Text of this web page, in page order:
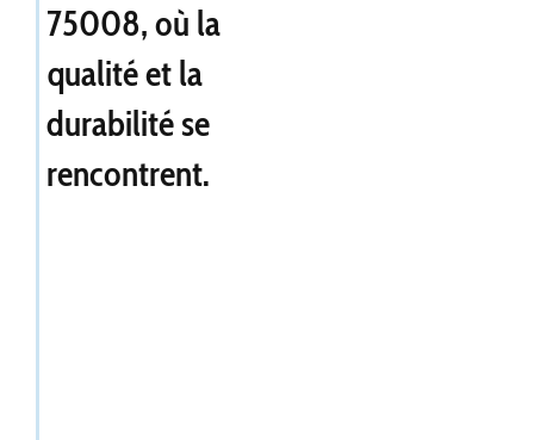
75008, où la
qualité et la
durabilité se
rencontrent.